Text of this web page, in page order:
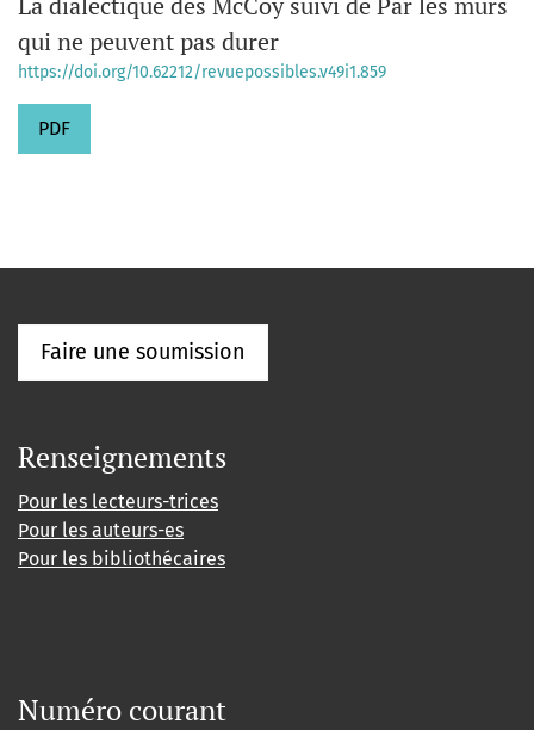
qui ne peuvent pas durer
https://doi.org/10.62212/revuepossibles.v49i1.859
PDF
Faire une soumission
Renseignements
Pour les lecteurs-trices
Pour les auteurs-es
Pour les bibliothécaires
Numéro courant